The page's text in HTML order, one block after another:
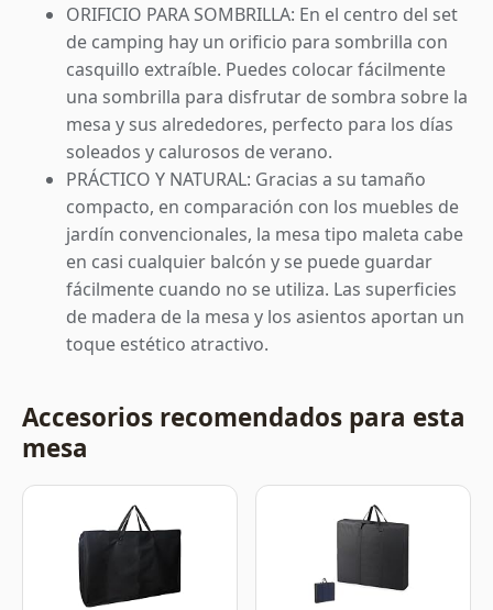
ORIFICIO PARA SOMBRILLA: En el centro del set
de camping hay un orificio para sombrilla con
casquillo extraíble. Puedes colocar fácilmente
una sombrilla para disfrutar de sombra sobre la
mesa y sus alrededores, perfecto para los días
soleados y calurosos de verano.
PRÁCTICO Y NATURAL: Gracias a su tamaño
compacto, en comparación con los muebles de
jardín convencionales, la mesa tipo maleta cabe
en casi cualquier balcón y se puede guardar
fácilmente cuando no se utiliza. Las superficies
de madera de la mesa y los asientos aportan un
toque estético atractivo.
Accesorios recomendados para esta
mesa